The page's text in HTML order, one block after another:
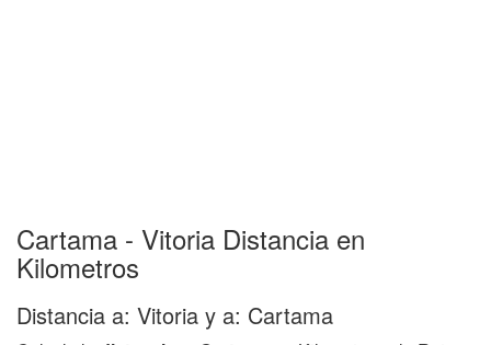
Cartama - Vitoria Distancia en
Kilometros
Distancia a: Vitoria y a: Cartama